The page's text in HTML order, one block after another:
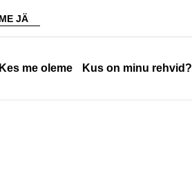
Kes me oleme Kus on minu rehvid?